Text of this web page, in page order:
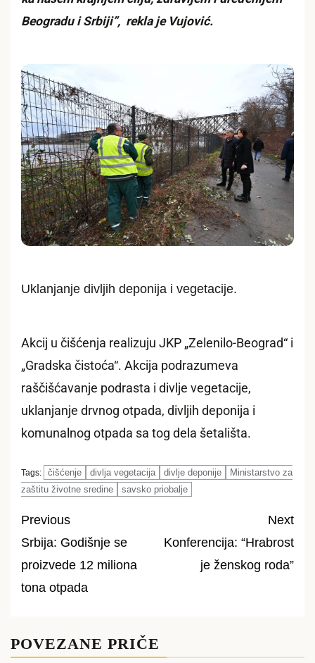
Beogradu i Srbiji”, rekla je Vujović.
Uklanjanje divljih deponija i vegetacije.
Akcij u čišćenja realizuju JKP „Zelenilo-Beograd“ i
„Gradska čistoća“. Akcija podrazumeva
raščišćavanje podrasta i divlje vegetacije,
uklanjanje drvnog otpada, divljih deponija i
komunalnog otpada sa tog dela šetališta.
Tags: čišćenje divlja vegetacija divlje deponije
Ministarstvo za
zaštitu životne sredine
savsko priobalje
Post
navigation
Previous
Srbija: Godišnje se
proizvede 12 miliona
tona otpada
Next
Konferencija: “Hrabrost
je ženskog roda”
POVEZANE PRIČE